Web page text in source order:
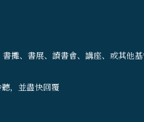
攤、書展、讀書會、講座、或其他基
，並盡快回覆